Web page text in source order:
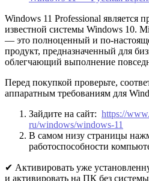
Windows 11 Professional является
известной системы Windows 10.
— это полноценный и по-
продукт, предназначенный для
облегчающий выполнение
Перед покупкой проверьте,
аппаратным требованиям для
Зайдите на сайт: https://
ru/windows/windows-11
В самом низу страницы
работоспособности
✔ Активировать уже
и активировать на ПК без